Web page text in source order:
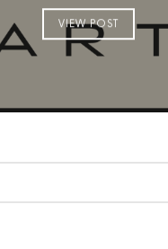
VIEW POST